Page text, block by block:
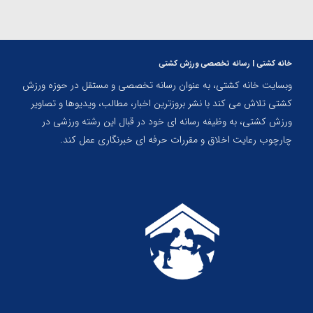
خانه کشتی | رسانه تخصصی ورزش کشتی
وبسایت خانه کشتی، به عنوان رسانه تخصصی و مستقل در حوزه ورزش
کشتی تلاش می کند با نشر بروزترین اخبار، مطالب، ویدیوها و تصاویر
ورزش کشتی، به وظیفه رسانه ای خود در قبال این رشته ورزشی در
چارچوب رعایت اخلاق و مقررات حرفه ای خبرنگاری عمل کند.